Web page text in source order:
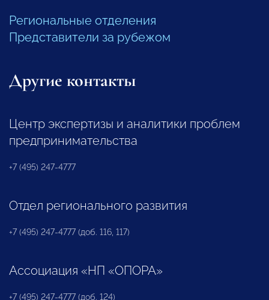
Региональные отделения
Представители за рубежом
Другие контакты
Центр экспертизы и аналитики проблем
предпринимательства
+7 (495) 247-4777
Отдел регионального развития
+7 (495) 247-4777 (доб. 116, 117)
Ассоциация «НП «ОПОРА»
+7 (495) 247-4777 (доб. 124)